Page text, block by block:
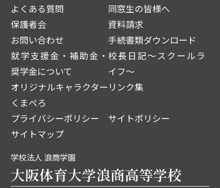
よくある質問
同窓生の皆様へ
保護者会
資料請求
お問い合わせ
手続書類ダウンロード
就学支援金・補助金・
奨学金について
校長日記～スクールラ
イフ～
オリジナルキャラクター
くまぺろ
リンク集
プライバシーポリシー
サイトポリシー
サイトマップ
学校法人 浪商学園
大阪体育大学浪商高等学校